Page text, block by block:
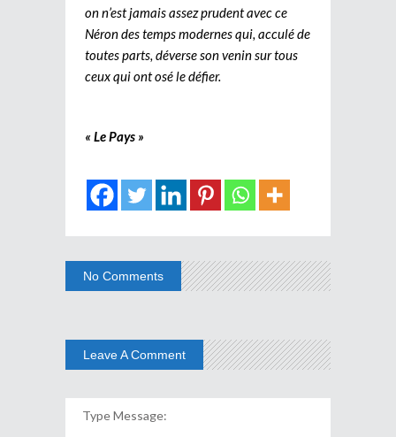
on n’est jamais assez prudent avec ce
Néron des temps modernes qui, acculé de
toutes parts, déverse son venin sur tous
ceux qui ont osé le défier.
« Le Pays »
No Comments
Leave A Comment